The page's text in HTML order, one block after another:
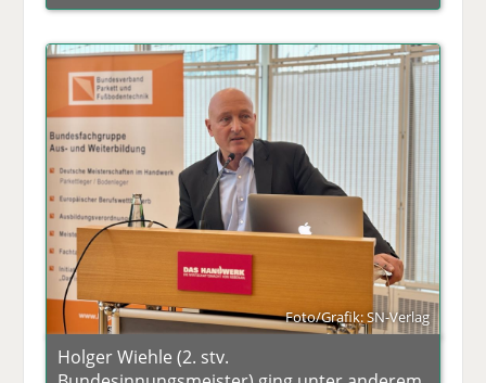
Foto/Grafik: SN-Verlag
Holger Wiehle (2. stv.